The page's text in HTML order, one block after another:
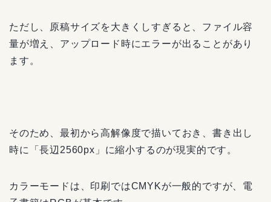
ただし、原稿サイズを大きくしすぎると、ファイル容
量が増え、アップロード時にエラーが出ることがあり
ます。
そのため、最初から高解像度で描いておき、書き出し
時に「長辺2560px」に縮小するのが現実的です。
カラーモードは、印刷ではCMYKが一般的ですが、電